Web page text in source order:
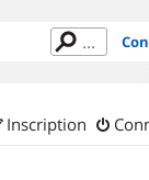
Inscription